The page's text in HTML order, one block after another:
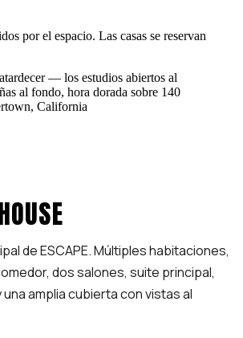
por el espacio. Las casas se reservan
de ESCAPE. Múltiples habitaciones,
dos salones, suite principal,
amplia cubierta con vistas al